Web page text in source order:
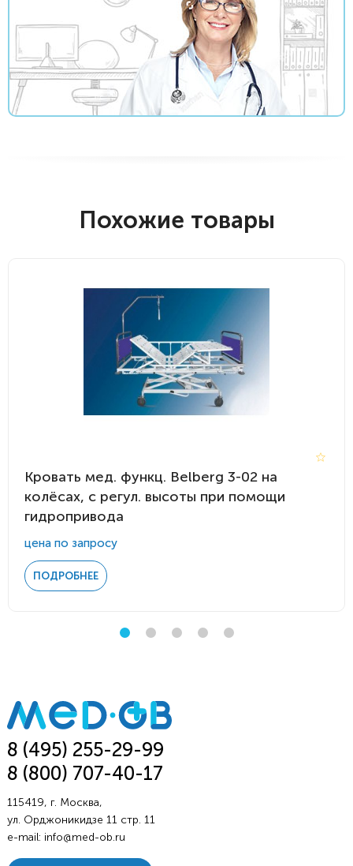
Похожие товары
Кровать мед. функц. Belberg 3-02 на
колёсах, с регул. высоты при помощи
гидропривода
цена по запросу
ПОДРОБНЕЕ
8 (495) 255-29-99
8 (800) 707-40-17
115419, г. Москва,
ул. Орджоникидзе 11 стр. 11
e-mail: info@med-ob.ru